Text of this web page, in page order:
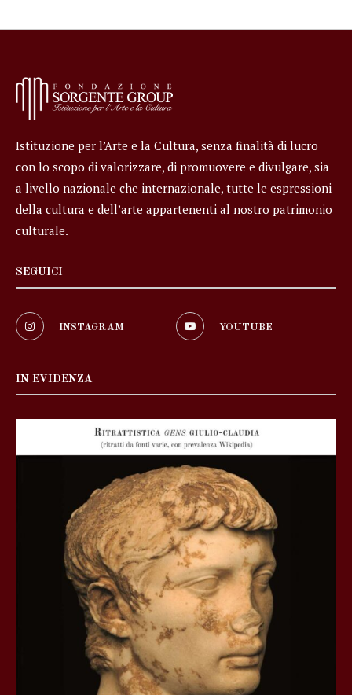
Istituzione per l’Arte e la Cultura, senza finalità di lucro
con lo scopo di valorizzare, di promuovere e divulgare, sia
a livello nazionale che internazionale, tutte le espressioni
della cultura e dell’arte appartenenti al nostro patrimonio
culturale.
SEGUICI
INSTAGRAM YOUTUBE
IN EVIDENZA